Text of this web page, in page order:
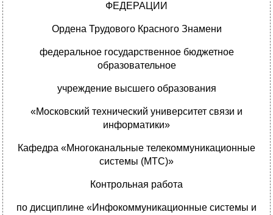
ФЕДЕРАЦИИ
Ордена Трудового Красного Знамени
федеральное государственное бюджетное
образовательное
учреждение высшего образования
«Московский технический университет связи и
информатики»
Кафедра «Многоканальные телекоммуникационные
системы (МТС)»
Контрольная работа
по дисциплине «Инфокоммуникационные системы и